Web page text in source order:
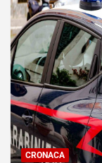
CRONACA